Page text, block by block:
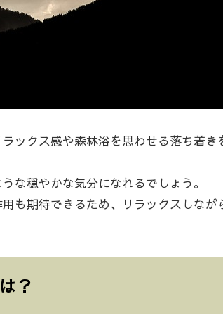
ックス感や森林浴を思わせる落ち着き
な穏やかな気分になれるでしょう。
も期待できるため、リラックスしなが
？